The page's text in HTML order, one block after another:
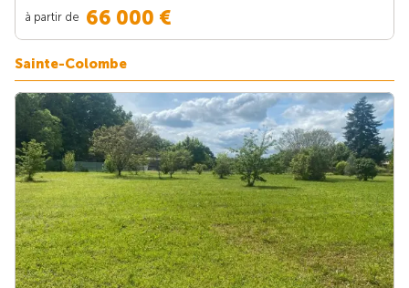
à partir de 66 000 €
Sainte-Colombe